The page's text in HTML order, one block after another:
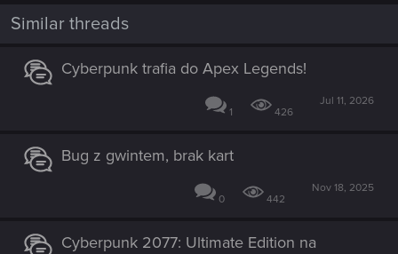
Similar threads
Cyberpunk trafia do Apex Legends!
1 426
Jul 11, 2026
Bug z gwintem, brak kart
0 442
Nov 18, 2025
Cyberpunk 2077: Ultimate Edition na